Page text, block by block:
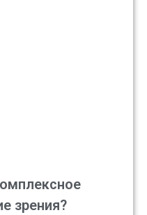
зрения?